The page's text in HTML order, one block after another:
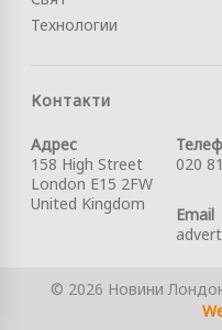
Технологии
Контакти
Адрес
158 High Street
London E15 2FW
United Kingdom
020
Email
© 2026 Новини